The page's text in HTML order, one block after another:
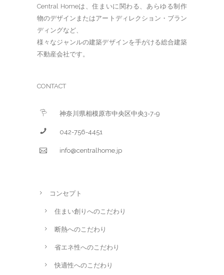
Central Homeは、住まいに関わる、あらゆる制作
物のデザインまたはアートディレクション・ブラン
ディングなど、
様々なジャンルの建築デザインを手がける総合建築
不動産会社です。
CONTACT
神奈川県相模原市中央区中央3-7-9
042-756-4451
info@centralhome.jp
コンセプト
住まい創りへのこだわり
断熱へのこだわり
省エネ性へのこだわり
快適性へのこだわり